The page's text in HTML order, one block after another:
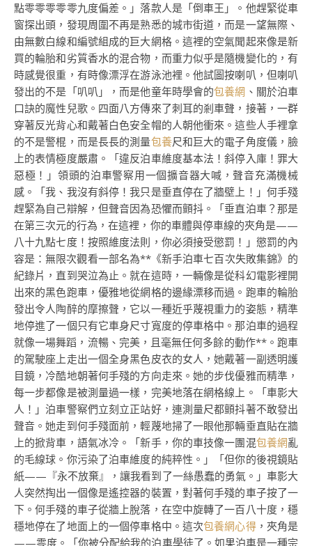
點零零零零零九度偏差。」落款人是「倒車王」。他趕緊從車
窗探出頭，發現周圍不再是熟悉的城市街道，而是一望無際、
由無數白線和編號組成的巨大網格。這裡的空氣聞起來像是新
買的輪胎和劣質香水的混合物，而重力似乎是隨機變化的，有
時感覺很重，有時像漂浮在游泳池裡。他試圖按喇叭，但喇叭
發出的不是「叭叭」，而是他童年時學會的包養網 、關於泊車
口訣的魔性兒歌。四面八方傳來了刺耳的剎車聲，接著，一群
穿著反光背心和戴著白色安全帽的人朝他衝來。這些人手裡拿
的不是警棍，而是長長的測量包養尺和巨大的電子角度儀，臉
上的表情極度嚴肅。「違反泊車維度基本法！斜停入庫！罪大
惡極！」領頭的泊車警察用一個擴音器大喊，聲音充滿機械
感。「我、我沒有斜停！我只是垂直停在了牆壁上！」何手殘
趕緊為自己辯解，但聲音因為恐懼而顫抖。「垂直泊車？那是
在第三次元的行為，在這裡，你的車體與停車線的夾角是——
八十九點七度！按照維度法則，你必須接受懲罰！」懲罰的內
容是：無限次觀看一部名為**《新手泊車七百次失敗集錦》的
紀錄片，直到哭泣為止。就在這時，一輛像是從科幻電影裡開
出來的黑色跑車，優雅地從網格的邊緣漂移而過。跑車的輪胎
發出令人陶醉的摩擦聲，它以一種近乎蔑視重力的姿態，精準
地停進了一個只有它車身尺寸寬度的停車格中。那泊車的過程
就像一場舞蹈，流暢、完美，且毫無任何多餘的動作**。跑車
的駕駛座上走出一個全身黑色皮衣的女人，她戴著一副透明護
目鏡，冷酷地朝著何手殘的方向走來。她的步伐優雅而精準，
每一步都像是被測量過一樣，完美地落在網格線上。「車影大
人！」泊車警察們立刻立正站好，連測量尺都顫抖著不敢發出
聲音。她走到何手殘面前，輕蔑地掃了一眼他那輛垂直貼在牆
上的掀背車，語氣冰冷。「新手，你的車技像一團混包養網亂
的毛線球。你污染了泊車維度的純粹性。」「但你的後視鏡貼
紙——『永不放棄』，讓我看到了一絲愚蠢的勇氣。」車影大
人突然掏出一個像是遙控器的裝置，對著何手殘的車子按了一
下。何手殘的車子從牆上脫落，在空中旋轉了一百八十度，穩
穩地停在了地面上的一個停車格中。這次包養網心得，夾角是
——零度。「你被分配給我的泊車學徒了。如果泊車是一種宗